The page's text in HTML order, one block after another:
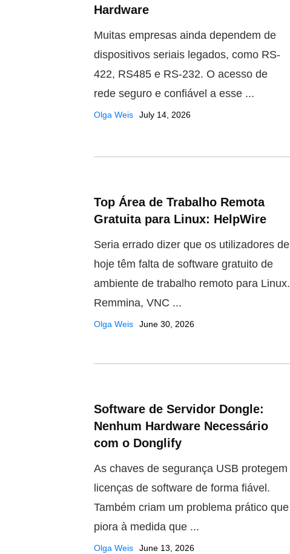
Hardware
Muitas empresas ainda dependem de
dispositivos seriais legados, como RS-
422, RS485 e RS-232. O acesso de
rede seguro e confiável a esse ...
Olga Weis July 14, 2026
Top Área de Trabalho Remota
Gratuita para Linux: HelpWire
Seria errado dizer que os utilizadores de
hoje têm falta de software gratuito de
ambiente de trabalho remoto para Linux.
Remmina, VNC ...
Olga Weis June 30, 2026
Software de Servidor Dongle:
Nenhum Hardware Necessário
com o Donglify
As chaves de segurança USB protegem
licenças de software de forma fiável.
Também criam um problema prático que
piora à medida que ...
Olga Weis June 13, 2026